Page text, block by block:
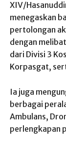
XIV/
menegaskan
pertolongan
dengan
dari Divisi 3
Korpasgat,
Ia juga
berbagai
Ambulans,
perlengkapan